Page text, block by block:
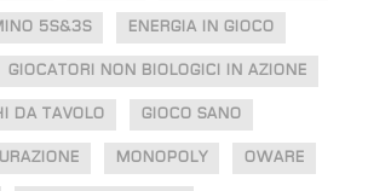
5S&3S ENERGIA IN GIOCO
GIOCATORI NON BIOLOGICI IN AZIONE
DA TAVOLO GIOCO SANO
MONOPOLY OWARE